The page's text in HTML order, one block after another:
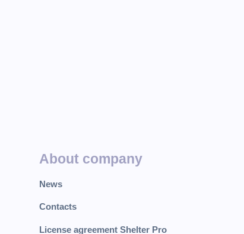
About company
News
Contacts
License agreement Shelter Pro